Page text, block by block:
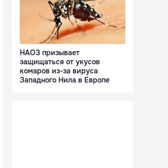
НАОЗ призывает
защищаться от укусов
комаров из-за вируса
Западного Нила в Европе